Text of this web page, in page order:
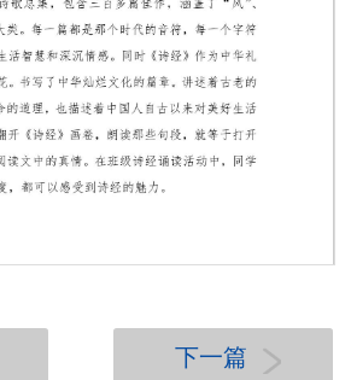
下一篇